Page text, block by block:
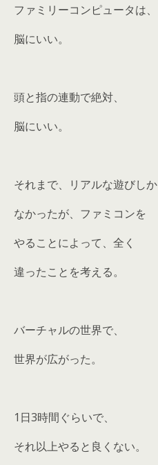
ファミリーコンピュータは、
脳にいい。
頭と指の連動で絶対、
脳にいい。
それまで、リアルな遊びしか
なかったが、ファミコンを
やることによって、全く
違ったことを考える。
バーチャルの世界で、
世界が広がった。
1日3時間ぐらいで、
それ以上やると良くない。